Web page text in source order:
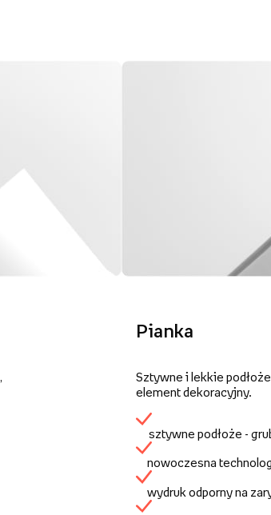
Pianka
Sztywne i lekkie
element dekoracyjny.
sztywne podłoże -
nowoczesna
wydruk odporny na